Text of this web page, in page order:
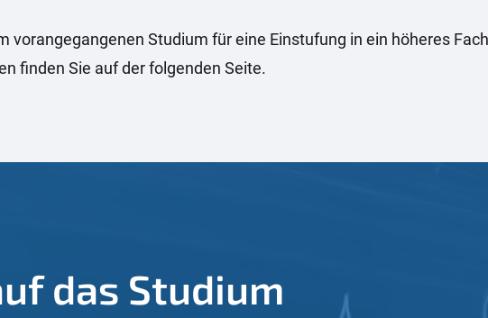
vorangegangenen Studium für eine Einstufung in ein höheres
finden Sie auf der folgenden Seite.
das Studium